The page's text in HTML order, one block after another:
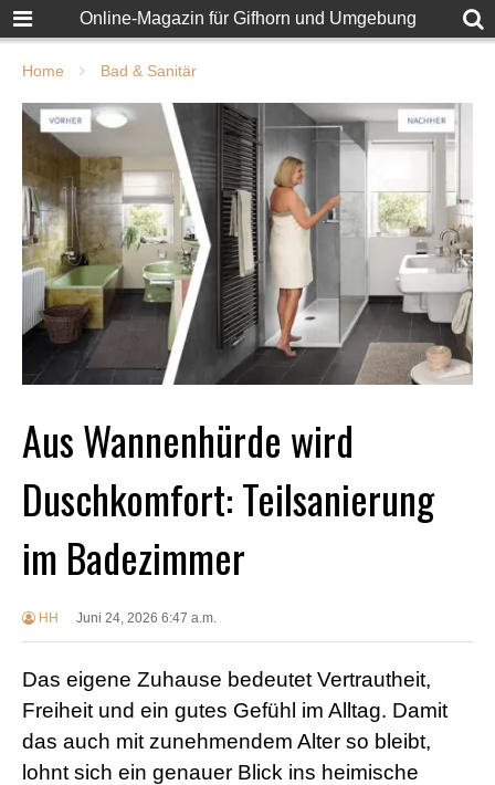
Online-Magazin für Gifhorn und Umgebung
Home Bad & Sanitär
Aus Wannenhürde wird
Duschkomfort: Teilsanierung
im Badezimmer
HH Juni 24, 2026 6:47 a.m.
Das eigene Zuhause bedeutet Vertrautheit,
Freiheit und ein gutes Gefühl im Alltag. Damit
das auch mit zunehmendem Alter so bleibt,
lohnt sich ein genauer Blick ins heimische